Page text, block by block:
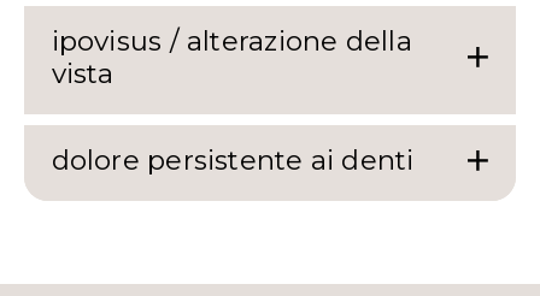
ipovisus / alterazione della
vista
dolore persistente ai denti